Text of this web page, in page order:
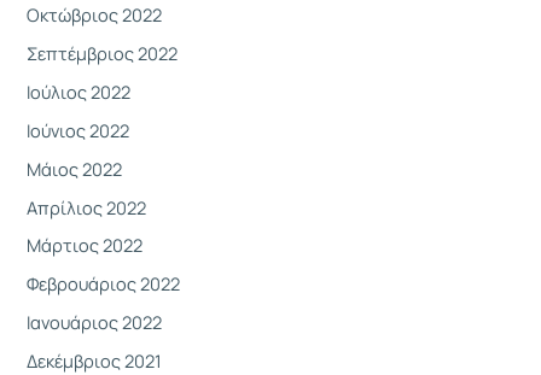
Οκτώβριος 2022
Σεπτέμβριος 2022
Ιούλιος 2022
Ιούνιος 2022
Μάιος 2022
Απρίλιος 2022
Μάρτιος 2022
Φεβρουάριος 2022
Ιανουάριος 2022
Δεκέμβριος 2021